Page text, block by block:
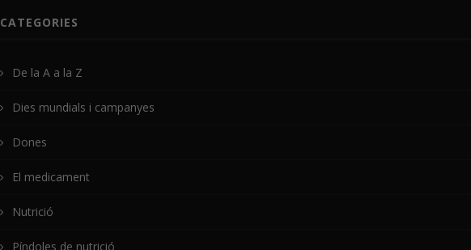
CATEGORIES
De la A a la Z
Dies mundials i campanyes
Dones
El medicament
Nutrició
Píndoles de nutrició